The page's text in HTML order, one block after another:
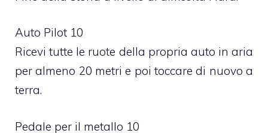
Auto Pilot 10
Ricevi tutte le ruote della propria auto in aria
per almeno 20 metri e poi toccare di nuovo a
terra.
Pedale per il metallo 10